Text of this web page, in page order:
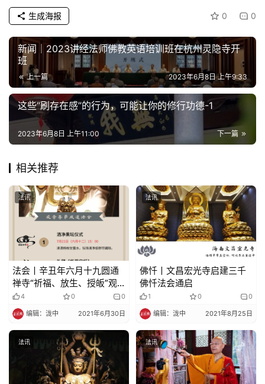
0 0
生成海报
新闻｜2023讲经法师佛教英语培训班在杭州灵隐寺开
班
上一篇 2023年6月8日 上午9:33
这些“刷存在感”的行为，可能让你的修行功德-1
下一篇
2023年6月8日 上午11:00
相关推荐
法讯
法会丨辛丑年六月十九圆通
禅寺“祈福、放生、授皈”观
音成道法会
4 0 0
编辑：泷中 2021年6月30日
法讯
佛忏丨文昌宏光寺启建三千
佛忏法会通启
1 0 0
编辑：泷中 2021年8月25日
法讯 法讯